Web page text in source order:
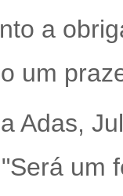
a
um
Adas,
um